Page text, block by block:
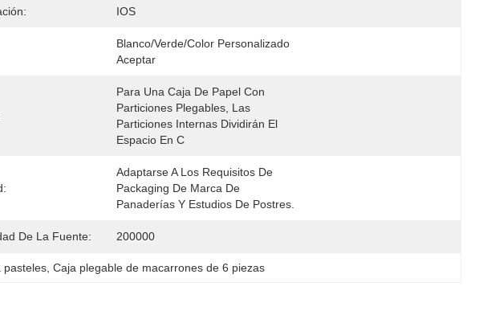
IOS
Blanco/verde/color Personalizado
Aceptar
Para Una Caja De Papel Con
Particiones Plegables, Las
Particiones Internas Dividirán El
Espacio En C
Adaptarse A Los Requisitos De
Packaging De Marca De
Panaderías Y Estudios De Postres.
De La Fuente: 200000
pasteles Caja plegable de macarrones de 6 piezas